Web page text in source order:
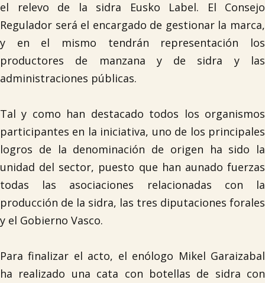
el relevo de la sidra Eusko Label. El Consejo
Regulador será el encargado de gestionar la marca,
y en el mismo tendrán representación los
productores de manzana y de sidra y las
administraciones públicas.
Tal y como han destacado todos los organismos
participantes en la iniciativa, uno de los principales
logros de la denominación de origen ha sido la
unidad del sector, puesto que han aunado fuerzas
todas las asociaciones relacionadas con la
producción de la sidra, las tres diputaciones forales
y el Gobierno Vasco.
Para finalizar el acto, el enólogo Mikel Garaizabal
ha realizado una cata con botellas de sidra con